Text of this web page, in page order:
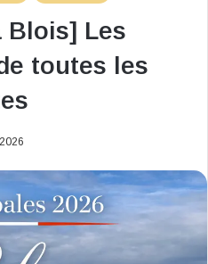
Blois] Les
toutes les